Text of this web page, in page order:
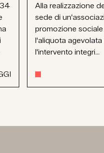
Alla realizzazione
sede di
promozione
l'aliquota agevolata
l'intervento integri...